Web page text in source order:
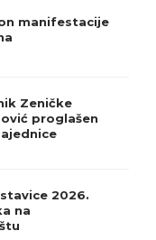
manifestacije
Zeničke
proglašen
2026.
na